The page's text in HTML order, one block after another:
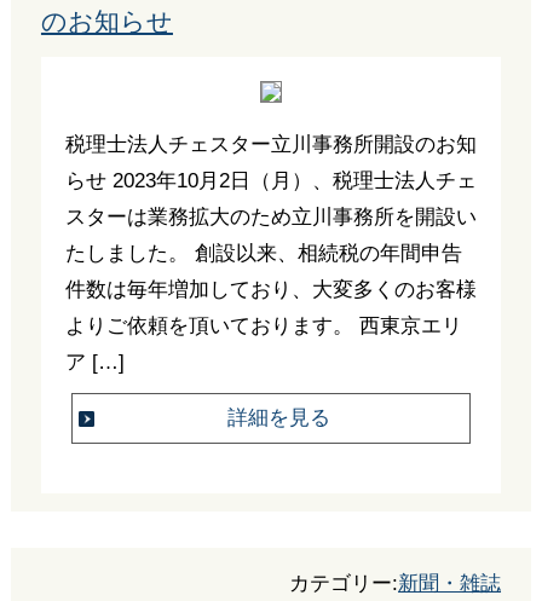
のお知らせ
税理士法人チェスター立川事務所開設のお知
らせ 2023年10月2日（月）、税理士法人チェ
スターは業務拡大のため立川事務所を開設い
たしました。 創設以来、相続税の年間申告
件数は毎年増加しており、大変多くのお客様
よりご依頼を頂いております。 西東京エリ
ア […]
詳細を見る
カテゴリー:新聞・雑誌